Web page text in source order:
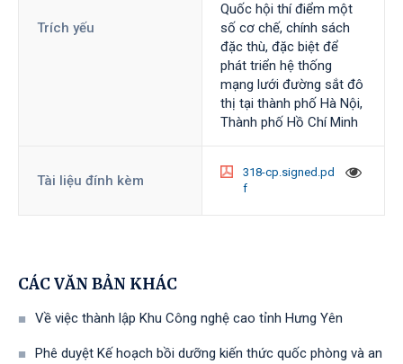
Trích yếu
Quốc hội thí điểm một
số cơ chế, chính sách
đặc thù, đặc biệt để
phát triển hệ thống
mạng lưới đường sắt đô
thị tại thành phố Hà Nội,
Thành phố Hồ Chí Minh
Tài liệu đính kèm
318-cp.signed.pd
f
CÁC VĂN BẢN KHÁC
Về việc thành lập Khu Công nghệ cao tỉnh Hưng Yên
Phê duyệt Kế hoạch bồi dưỡng kiến thức quốc phòng và an